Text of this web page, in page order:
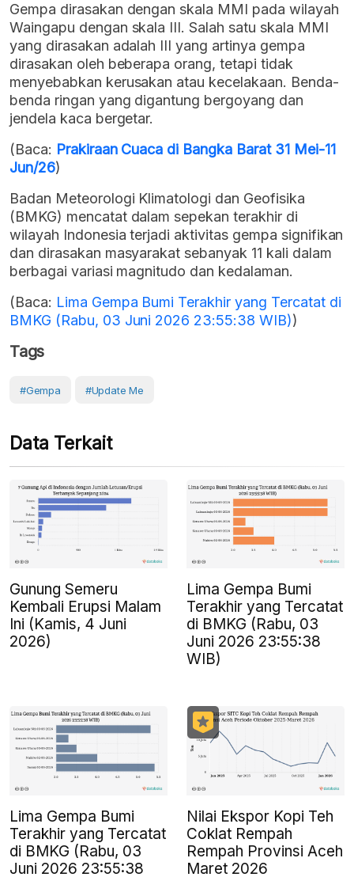
Gempa dirasakan dengan skala MMI pada wilayah
Waingapu dengan skala III. Salah satu skala MMI
yang dirasakan adalah III yang artinya gempa
dirasakan oleh beberapa orang, tetapi tidak
menyebabkan kerusakan atau kecelakaan. Benda-
benda ringan yang digantung bergoyang dan
jendela kaca bergetar.
(Baca: Prakiraan Cuaca di Bangka Barat 31 Mei-11
Jun/26)
Badan Meteorologi Klimatologi dan Geofisika
(BMKG) mencatat dalam sepekan terakhir di
wilayah Indonesia terjadi aktivitas gempa signifikan
dan dirasakan masyarakat sebanyak 11 kali dalam
berbagai variasi magnitudo dan kedalaman.
(Baca: Lima Gempa Bumi Terakhir yang Tercatat di
BMKG (Rabu, 03 Juni 2026 23:55:38 WIB))
Tags
#gempa #Update Me
Data Terkait
Gunung Semeru
Kembali Erupsi Malam
Ini (Kamis, 4 Juni
2026)
Lima Gempa Bumi
Terakhir yang Tercatat
di BMKG (Rabu, 03
Juni 2026 23:55:38
WIB)
Lima Gempa Bumi
Terakhir yang Tercatat
di BMKG (Rabu, 03
Juni 2026 23:55:38
Nilai Ekspor Kopi Teh
Coklat Rempah
Rempah Provinsi Aceh
Maret 2026